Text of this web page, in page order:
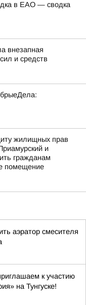
в ЕАО — сводка
внезапная
и средств
жилищных прав
и
гражданам
помещение
аэратор смесителя
к участию
на Тунгуске!